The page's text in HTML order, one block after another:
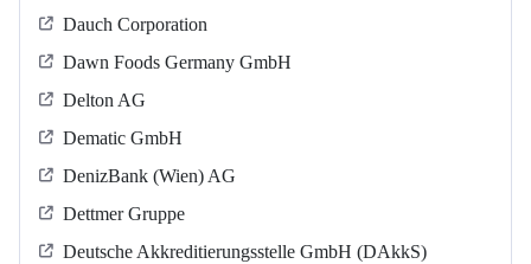
Dauch Corporation
Dawn Foods Germany GmbH
Delton AG
Dematic GmbH
DenizBank (Wien) AG
Dettmer Gruppe
Deutsche Akkreditierungsstelle GmbH (DAkkS)